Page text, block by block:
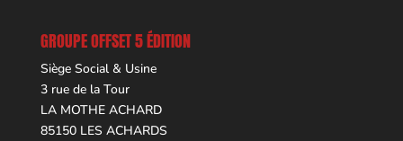
GROUPE OFFSET 5 ÉDITION
Siège Social & Usine
3 rue de la Tour
LA MOTHE ACHARD
85150 LES ACHARDS